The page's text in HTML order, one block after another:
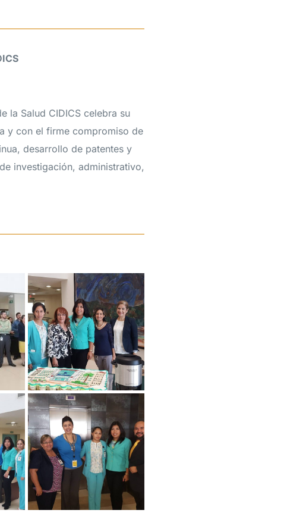
la Salud CIDICS celebra su
y con el firme compromiso de
desarrollo de patentes y
investigación, administrativo,